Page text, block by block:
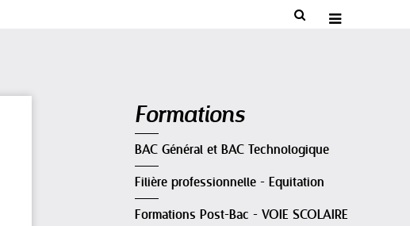
 
Formations
BAC Général et BAC Technologique
Filière professionnelle - Equitation
Formations Post-Bac - VOIE SCOLAIRE